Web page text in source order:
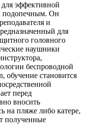
эффективной
подопечным. Он
и
для
головного
наушники
беспроводной
обучение становится
перед
вносить
на пляже либо катере,
полученные